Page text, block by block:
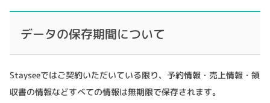
データの保存期間について
Stayseeではご契約いただいている限り、予約情報・売上情報・領
収書の情報などすべての情報は無期限で保存されます。